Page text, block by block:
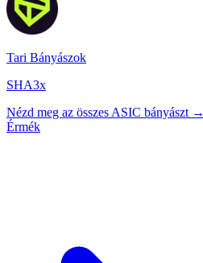
Tari Bányászok
SHA3x
Nézd meg az összes ASIC bányászt →
Érmék